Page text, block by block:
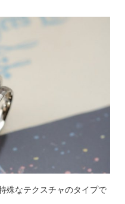
殊なテクスチャのタイプで